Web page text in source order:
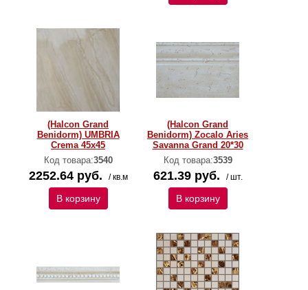
(Halcon Grand
Benidorm) UMBRIA
Crema 45х45
Код товара:3540
2252.64 руб. / кв.м
В корзину
(Halcon Grand
Benidorm) Zocalo Aries
Savanna Grand 20*30
Код товара:3539
621.39 руб. / шт.
В корзину